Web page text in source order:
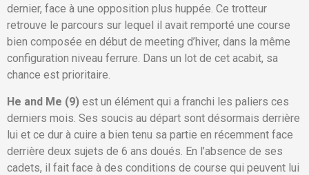
dernier, face à une opposition plus huppée. Ce trotteur
retrouve le parcours sur lequel il avait remporté une course
bien composée en début de meeting d’hiver, dans la même
configuration niveau ferrure. Dans un lot de cet acabit, sa
chance est prioritaire.
He and Me (9) est un élément qui a franchi les paliers ces
derniers mois. Ses soucis au départ sont désormais derrière
lui et ce dur à cuire a bien tenu sa partie en récemment face
derrière deux sujets de 6 ans doués. En l’absence de ses
cadets, il fait face à des conditions de course qui peuvent lui